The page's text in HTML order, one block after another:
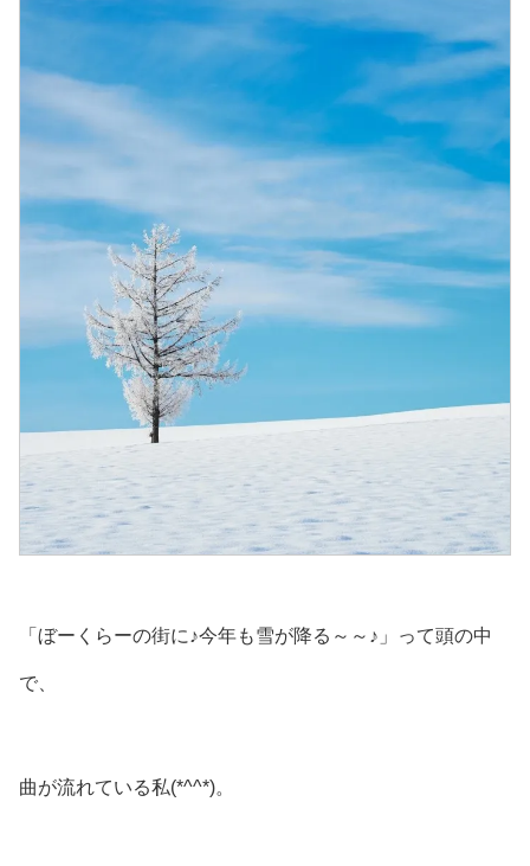
「ぼーくらーの街に♪今年も雪が降る～～♪」って頭の中
で、
曲が流れている私(*^^*)。